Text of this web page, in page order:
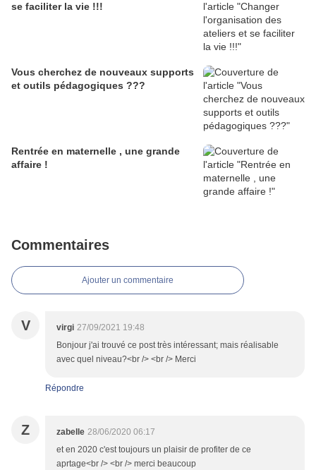
se faciliter la vie !!!
Vous cherchez de nouveaux supports
et outils pédagogiques ???
Rentrée en maternelle , une grande
affaire !
Commentaires
Ajouter un commentaire
V virgi 27/09/2021 19:48
Bonjour j'ai trouvé ce post très intéressant; mais réalisable
avec quel niveau?<br /> <br /> Merci
Répondre
Z zabelle 28/06/2020 06:17
et en 2020 c'est toujours un plaisir de profiter de ce
aprtage<br /> <br /> merci beaucoup